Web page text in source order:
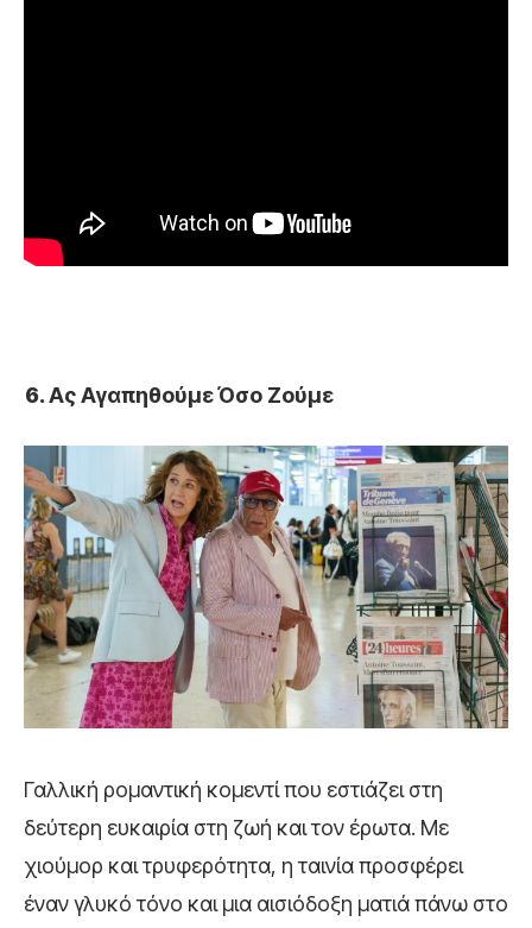
Ας Αγαπηθούμε Όσο Ζούμε
Γαλλική ρομαντική κομεντί που εστιάζει στη
δεύτερη ευκαιρία στη ζωή και τον έρωτα. Με
χιούμορ και τρυφερότητα, η ταινία προσφέρει
έναν γλυκό τόνο και μια αισιόδοξη ματιά πάνω στο